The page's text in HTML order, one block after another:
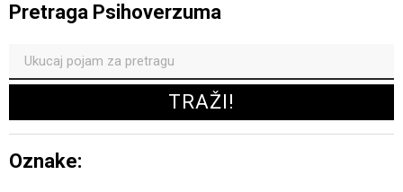
Pretraga Psihoverzuma
Oznake: